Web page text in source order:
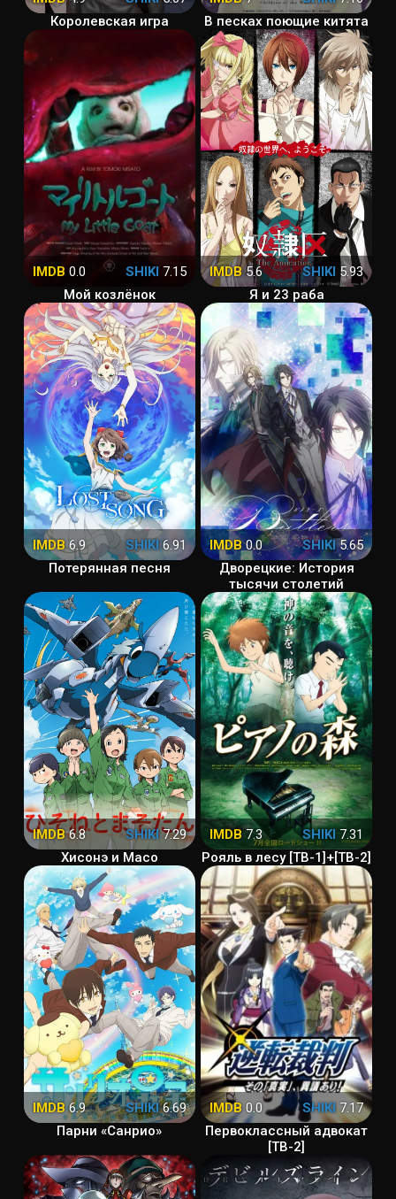
Королевская игра
В песках поющие китята
IMDB 0.0 SHIKI 7.15
Мой козлёнок
IMDB5.6 SHIKI 5.93
Я и 23 раба
IMDB6.9 SHIKI6.91
Потерянная песня
IMDB0.0 SHIKI5.65
Дворецкие: История
тысячи столетий
IMDB6.8 SHIKI7.29
Хисонэ и Масо
IMDB7.3 SHIKI 7.31
Рояль в лесу [ТВ-1]+[ТВ-2]
IMDB6.9 SHIKI6.69
Парни «Санрио»
IMDB 0.0 SHIKI7.17
Первоклассный адвокат
[ТВ-2]